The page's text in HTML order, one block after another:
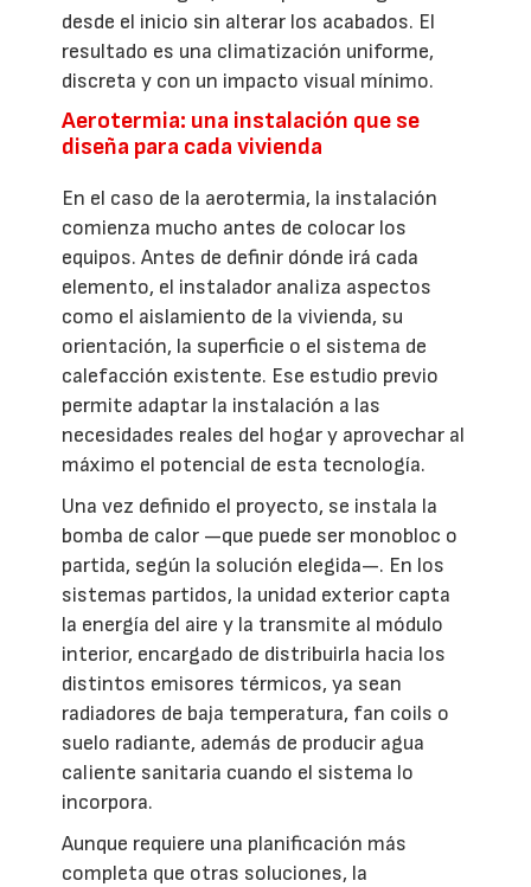
desde el inicio sin alterar los acabados. El
resultado es una climatización uniforme,
discreta y con un impacto visual mínimo.
Aerotermia: una instalación que se
diseña para cada vivienda
En el caso de la aerotermia, la instalación
comienza mucho antes de colocar los
equipos. Antes de definir dónde irá cada
elemento, el instalador analiza aspectos
como el aislamiento de la vivienda, su
orientación, la superficie o el sistema de
calefacción existente. Ese estudio previo
permite adaptar la instalación a las
necesidades reales del hogar y aprovechar al
máximo el potencial de esta tecnología.
Una vez definido el proyecto, se instala la
bomba de calor —que puede ser monobloc o
partida, según la solución elegida—. En los
sistemas partidos, la unidad exterior capta
la energía del aire y la transmite al módulo
interior, encargado de distribuirla hacia los
distintos emisores térmicos, ya sean
radiadores de baja temperatura, fan coils o
suelo radiante, además de producir agua
caliente sanitaria cuando el sistema lo
incorpora.
Aunque requiere una planificación más
completa que otras soluciones, la